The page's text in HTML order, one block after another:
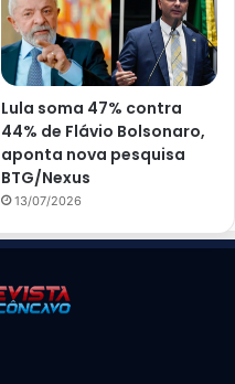
Lula soma 47% contra
44% de Flávio Bolsonaro,
aponta nova pesquisa
BTG/Nexus
13/07/2026